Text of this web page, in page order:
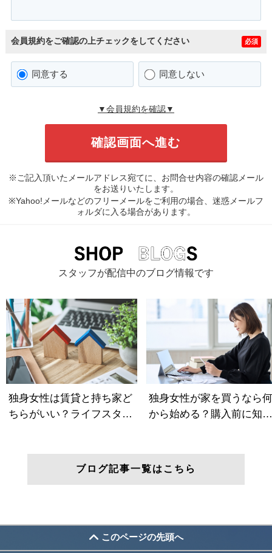
会員規約をご確認の上チェックをしてください 必須
同意する 同意しない
▼会員規約を確認▼
※ご記入頂いたメールアドレス宛てに、お問合せ内容の確認メール
をお送りいたします。
※Yahoo!メールなどのフリーメールをご利用の場合、迷惑メールフ
ォルダに入る場合があります。
スタッフが配信中のブログ情報です
ブログ記事一覧はこちら
このページの先頭へ